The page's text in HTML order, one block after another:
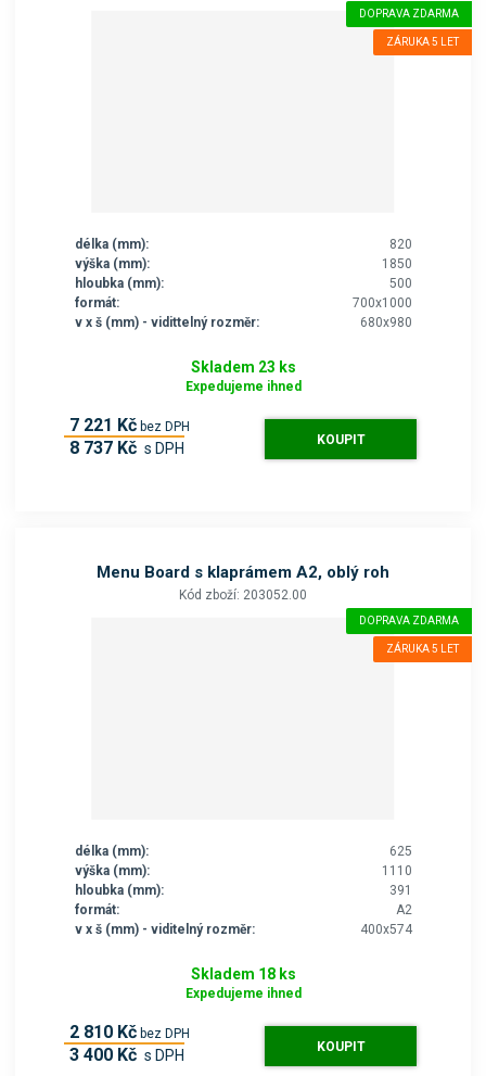
DOPRAVA ZDARMA
ZÁRUKA 5 LET
délka (mm):
820
výška (mm):
1850
hloubka (mm):
500
formát:
700x1000
v x š (mm) - vidittelný rozměr:
680x980
Skladem 23 ks
Expedujeme ihned
7 221 Kč bez DPH
8 737 Kč s DPH KOUPIT
Menu Board s klaprámem A2, oblý roh
Kód zboží: 203052.00
DOPRAVA ZDARMA
ZÁRUKA 5 LET
délka (mm):
625
výška (mm):
1110
hloubka (mm):
391
formát:
A2
v x š (mm) - viditelný rozměr:
400x574
Skladem 18 ks
Expedujeme ihned
2 810 Kč bez DPH
3 400 Kč s DPH KOUPIT